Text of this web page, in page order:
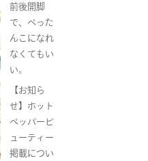
前後開脚
で、ぺった
んこになれ
なくてもい
い。
【お知ら
せ】ホット
ペッパービ
ューティー
掲載につい